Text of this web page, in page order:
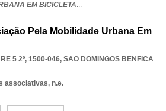
EM BICICLETA...
Pela Mobilidade Urbana Em
5 2º, 1500-046, SAO DOMINGOS BENFICA
associativas, n.e.